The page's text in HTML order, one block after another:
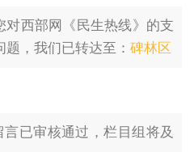
对西部网《民生热线》的支
，我们已转达至： 碑林区
言已审核通过，栏目组将及